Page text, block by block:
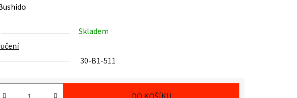
Skladem
30-B1-511